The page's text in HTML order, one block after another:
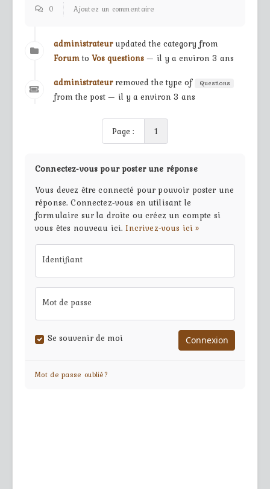
0 Ajoutez un commentaire
administrateur updated the category from
Forumto Vos questions — il y a environ 3 ans
administrateur removed the type of Questions
from the post — il y a environ 3 ans
Page : 1
Connectez-vous pour poster une réponse
Vous devez être connecté pour pouvoir poster une
réponse. Connectez-vous en utilisant le
formulaire sur la droite ou créez un compte si
vous êtes nouveau ici.Incrivez-vous ici »
Identifiant
Mot de passe
Se souvenir de moi
Mot de passe oublié?